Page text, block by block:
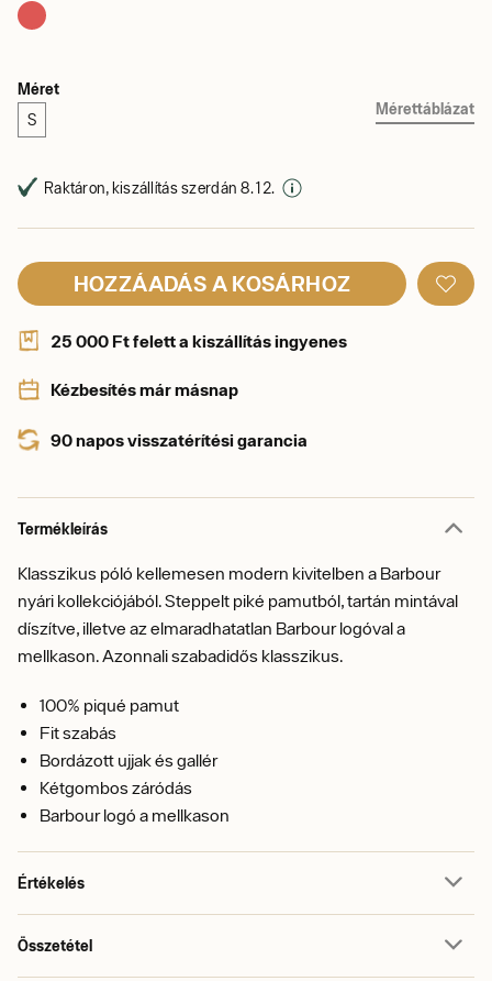
Méret
S
Mérettáblázat
Raktáron, kiszállítás szerdán 8. 12.
HOZZÁADÁS A KOSÁRHOZ
25 000 Ft felett a kiszállítás ingyenes
Kézbesítés már másnap
90 napos visszatérítési garancia
Termékleírás
Klasszikus póló kellemesen modern kivitelben a Barbour
nyári kollekciójából. Steppelt piké pamutból, tartán mintával
díszítve, illetve az elmaradhatatlan Barbour logóval a
mellkason. Azonnali szabadidős klasszikus.
100% piqué pamut
Fit szabás
Bordázott ujjak és gallér
Kétgombos záródás
Barbour logó a mellkason
Értékelés
Összetétel